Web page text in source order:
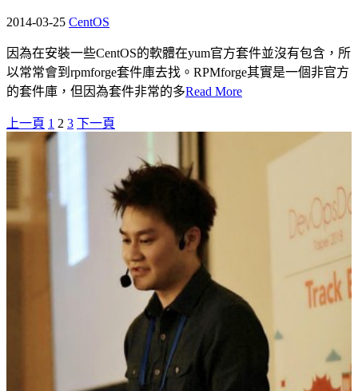
2014-03-25 CentOS
因為在安裝一些CentOS的軟體在yum官方套件並沒有包含，所
以常常會到rpmforge套件庫去找。RPMforge其實是一個非官方
的套件庫，但因為套件非常的多Read More
文
章
覽
上一頁 1 2 3 下一頁